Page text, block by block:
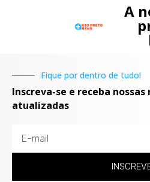
A
Fique por dentro de tudo!
Inscreva-se e receba
atualizadas